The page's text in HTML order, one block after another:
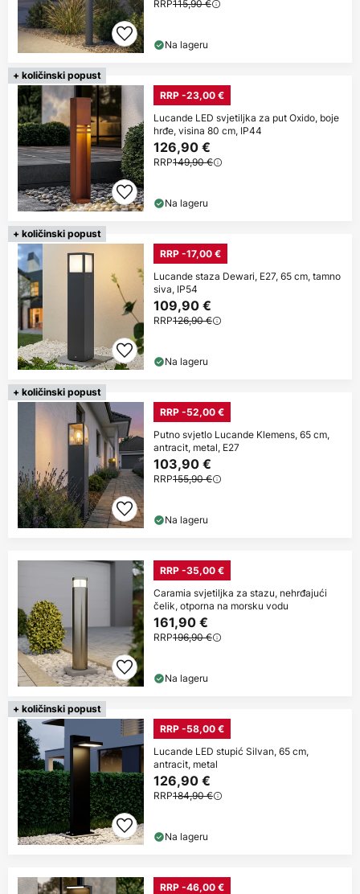
RRP115,90 €
Na lageru
+ količinski popust
RRP -23,00 €
Lucande LED svjetiljka za put Oxido, boje
hrđe, visina 80 cm, IP44
126,90 €
RRP149,90 €
Na lageru
+ količinski popust
RRP -17,00 €
Lucande staza Dewari, E27, 65 cm, tamno
siva, IP54
109,90 €
RRP126,90 €
Na lageru
+ količinski popust
RRP -52,00 €
Putno svjetlo Lucande Klemens, 65 cm,
antracit, metal, E27
103,90 €
RRP155,90 €
Na lageru
RRP -35,00 €
Caramia svjetiljka za stazu, nehrđajući
čelik, otporna na morsku vodu
161,90 €
RRP196,90 €
Na lageru
+ količinski popust
RRP -58,00 €
Lucande LED stupić Silvan, 65 cm,
antracit, metal
126,90 €
RRP184,90 €
Na lageru
RRP -46,00 €